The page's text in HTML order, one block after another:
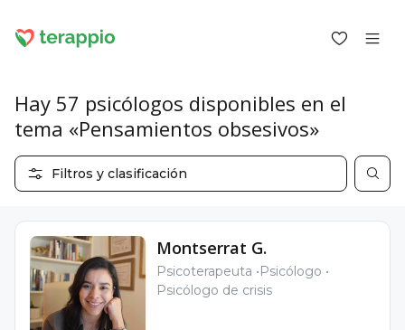
Iniciar sesión como psicólogo
Servicios
Blog
Foro
Para los psicólogos
Sobre terappio
Preguntas y respuestas
Hay 57 psicólogos disponibles en el
tema «Pensamientos obsesivos»
Filtros y clasificación
Montserrat G.
Psicoterapeuta
Psicólogo
Psicólogo de crisis